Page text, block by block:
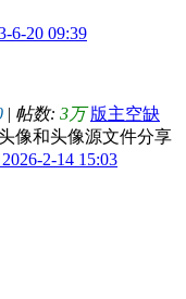
】YY频道755789狂欢
6-20 09:39
| 帖数: 3万 版主空缺
像和头像源文件分享
2-14 15:03